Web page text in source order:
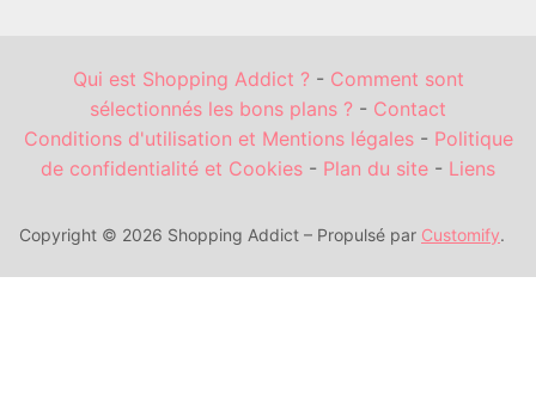
Qui est Shopping Addict ?- Comment sont
sélectionnés les bons plans ? - Contact
Conditions d'utilisation et Mentions légales- Politique
de confidentialité et Cookies - Plan du site - Liens
Copyright © 2026 Shopping Addict – Propulsé par Customify.